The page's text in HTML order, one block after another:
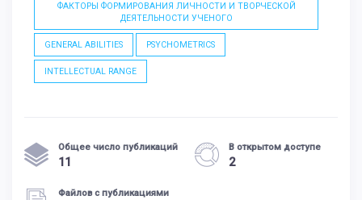
ФАКТОРЫ ФОРМИРОВАНИЯ ЛИЧНОСТИ И ТВОРЧЕСКОЙ
ДЕЯТЕЛЬНОСТИ УЧЕНОГО
GENERAL ABILITIES PSYCHOMETRICS
INTELLECTUAL RANGE
Общее число публикаций
11
В открытом доступе
2
Файлов с публикациями